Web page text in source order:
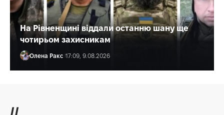
На Рівненщині віддали останню шану ще
чотирьом захисникам
Олена Ракс 17:09, 9.08.2026